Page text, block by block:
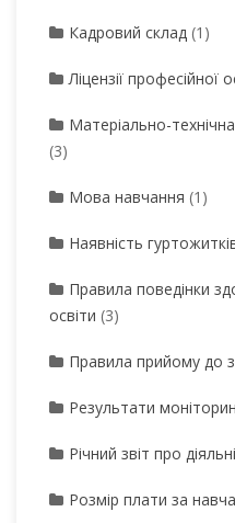
Кадровий склад (1)
Ліцензії професійної
Матеріально-
(3)
Мова навчання (1)
Наявність
Правила поведінки
освіти (3)
Правила прийому до
Результати
Річний звіт про
Розмір плати за